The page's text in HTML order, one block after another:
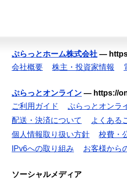
ぷらっとホーム株式会社 —
会社概要
株主・投資家情報
ぷらっとオンライン — https://
ご利用ガイド
ぷらっとオンラ
配送・決済について
よくある
個人情報取り扱い方針
校費・
IPv6への取り組み
お客様から
ソーシャルメディア